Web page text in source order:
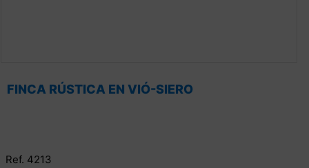
FINCA RÚSTICA EN VIÓ-SIERO
Ref. 4213